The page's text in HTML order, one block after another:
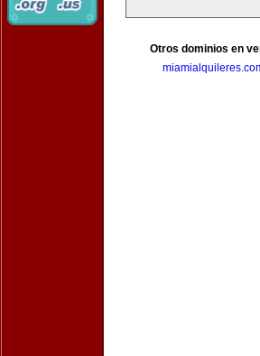
Otros dominios en